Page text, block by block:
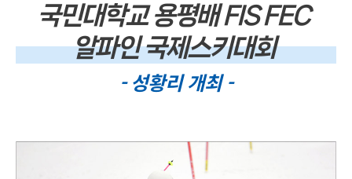
국민대학교 용평배 FIS FEC
알파인 국제스키대회
- 성황리 개최 -